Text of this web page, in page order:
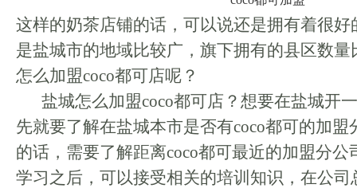
这样的奶茶店铺的话，可以说还是拥有着很好
是盐城市的地域比较广，旗下拥有的县区数
怎么加盟coco都可店呢？
盐城怎么加盟coco都可店？想要在盐城开
先就要了解在盐城本市是否有coco都可的加盟
的话，需要了解距离coco都可最近的加盟分公
学习之后，可以接受相关的培训知识，在公司